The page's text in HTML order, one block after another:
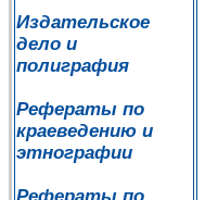
Издательское
дело и
полиграфия
Рефераты по
краеведению и
этнографии